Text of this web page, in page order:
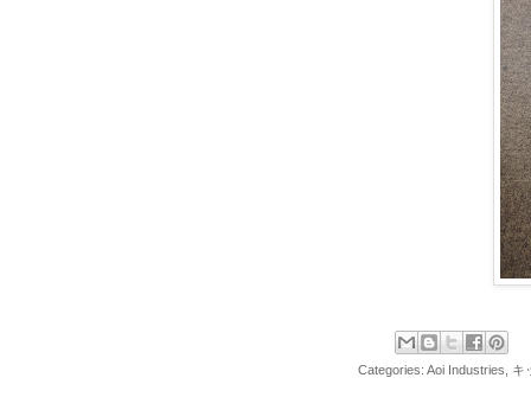
Categories: Aoi Industries キ